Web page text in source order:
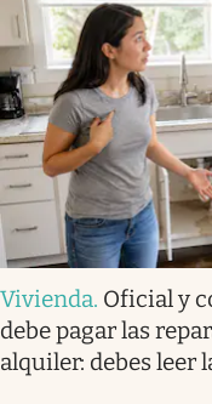
Vivienda. Oficial y
debe pagar las
alquiler: debes leer